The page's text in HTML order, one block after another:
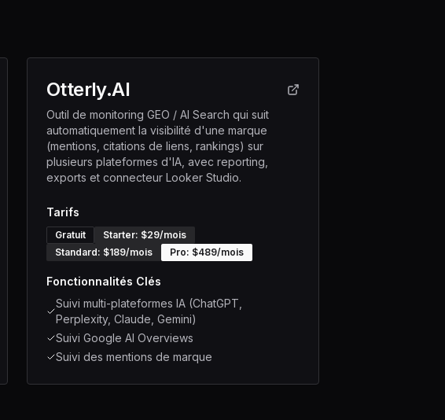
Otterly.AI
Outil de monitoring GEO / AI Search qui suit
automatiquement la visibilité d'une marque
(mentions, citations de liens, rankings) sur
plusieurs plateformes d'IA, avec reporting,
exports et connecteur Looker Studio.
Tarifs
Gratuit Starter: $29/mois
Standard: $189/mois Pro: $489/mois
Fonctionnalités Clés
Suivi multi-plateformes IA (ChatGPT,
Perplexity, Claude, Gemini)
Suivi Google AI Overviews
Suivi des mentions de marque